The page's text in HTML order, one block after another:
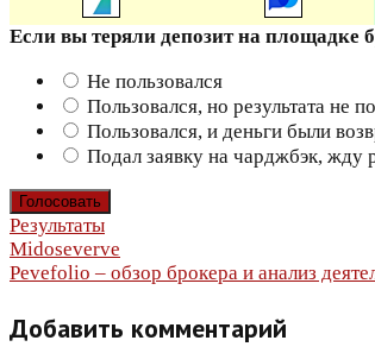
Если вы теряли депозит на площадке
Не пользовался
Пользовался, но результата не
Пользовался, и деньги были
Подал заявку на чарджбэк, жду
Результаты
Навигация
по
записям
Midoseverve
Pevefolio – обзор брокера и анализ
Добавить комментарий